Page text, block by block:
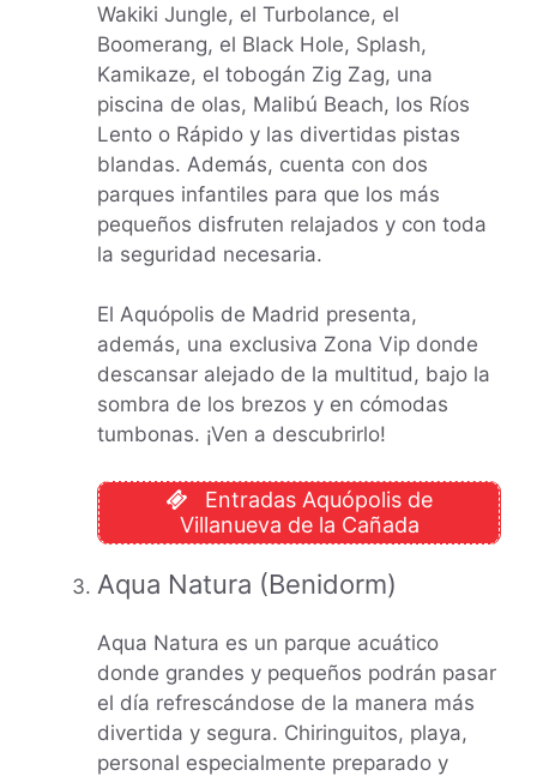
Wakiki Jungle, el Turbolance, el
Boomerang, el Black Hole, Splash,
Kamikaze, el tobogán Zig Zag, una
piscina de olas, Malibú Beach, los Ríos
Lento o Rápido y las divertidas pistas
blandas. Además, cuenta con dos
parques infantiles para que los más
pequeños disfruten relajados y con toda
la seguridad necesaria.
El Aquópolis de Madrid presenta,
además, una exclusiva Zona Vip donde
descansar alejado de la multitud, bajo la
sombra de los brezos y en cómodas
tumbonas. ¡Ven a descubrirlo!
Entradas Aquópolis de
Villanueva de la Cañada
Aqua Natura (Benidorm)
Aqua Natura es un parque acuático
donde grandes y pequeños podrán pasar
el día refrescándose de la manera más
divertida y segura. Chiringuitos, playa,
personal especialmente preparado y